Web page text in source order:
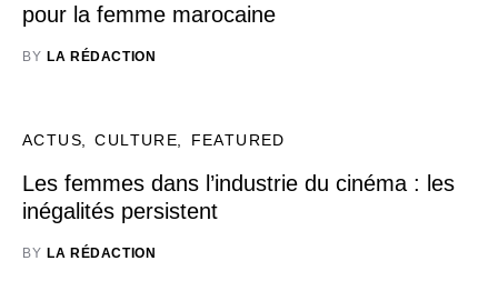
pour la femme marocaine
BY LA RÉDACTION
ACTUS CULTURE FEATURED
Les femmes dans l’industrie du cinéma : les
inégalités persistent
BY LA RÉDACTION